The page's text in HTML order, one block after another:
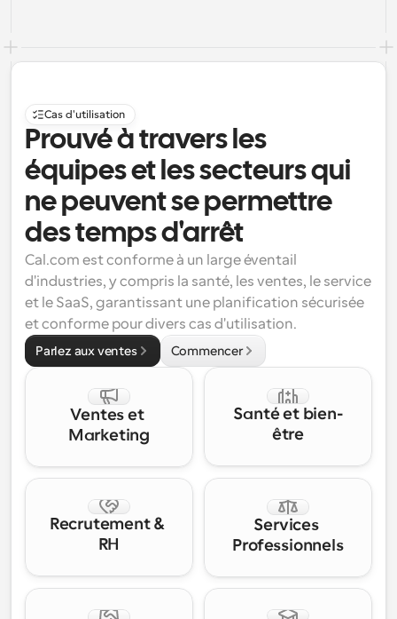
Cas d'utilisation
Prouvé à travers les
équipes et les secteurs qui
ne peuvent se permettre
des temps d'arrêt
Cal.com est conforme à un large éventail
d'industries, y compris la santé, les ventes, le service
et le SaaS, garantissant une planification sécurisée
et conforme pour divers cas d'utilisation.
Parlez aux ventes Commencer
Ventes et
Marketing
Santé et bien-
être
Recrutement &
RH
Services
Professionnels